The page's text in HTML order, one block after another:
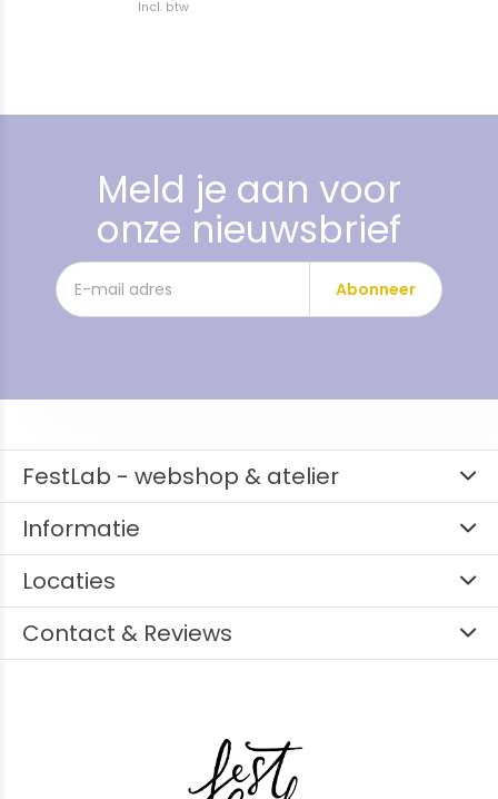
Incl. btw
Meld je aan voor
onze nieuwsbrief
Abonneer
FestLab - webshop & atelier
Informatie
Locaties
Contact & Reviews